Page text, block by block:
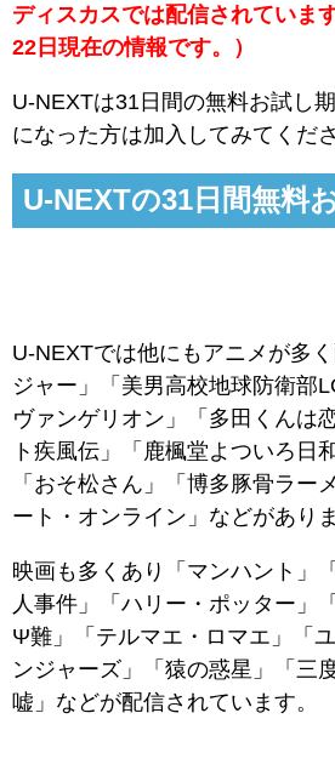
ディスカスでは配信されていま
22日現在の情報です。）
U-NEXTは31日間の無料お試し
になった方は加入してみてくださ
U-NEXTの31日間無料
U-NEXTでは他にもアニメが多
ジャー」「美男高校地球防衛部
ヴァンゲリオン」「多田くんは
ト疾風伝」「鹿楓堂よついろ日
「おそ松さん」「博多豚骨ラー
ート・オンライン」などがありま
映画も多くあり「マンハント」
人事件」「ハリー・ポッター」
Ψ難」「テルマエ・ロマエ」「
ンジャーズ」「猿の惑星」「三
嘘」などが配信されています。